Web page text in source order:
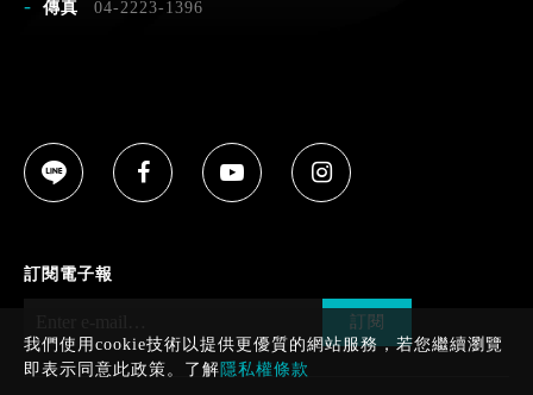
傳真
04-2223-1396
訂閱電子報
訂閱
我們使用cookie技術以提供更優質的網站服務，若您繼續瀏覽
即表示同意此政策。了解 隱私權條款